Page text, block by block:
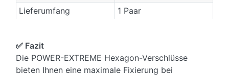
Lieferumfang
1 Paar
✅ Fazit
Die POWER-EXTREME Hexagon-Verschlüsse
bieten Ihnen eine maximale Fixierung bei